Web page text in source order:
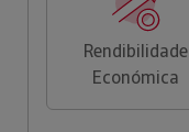
Rendibilidade
Económica